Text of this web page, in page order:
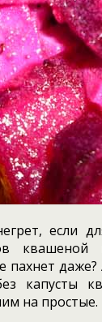
если
квашеной
пахнет даже?
капусты
на простые.